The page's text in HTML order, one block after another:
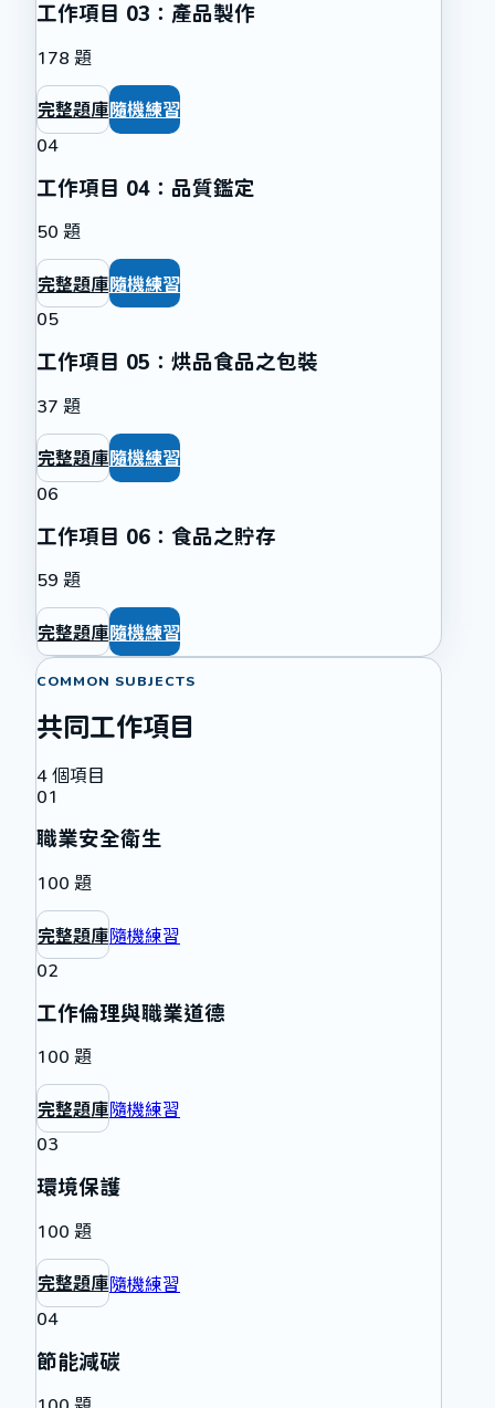
工作項目 03：產品製作
178 題
完整題庫隨機練習
04
工作項目 04：品質鑑定
50 題
完整題庫隨機練習
05
工作項目 05：烘品食品之包裝
37 題
完整題庫隨機練習
06
工作項目 06：食品之貯存
59 題
完整題庫隨機練習
COMMON SUBJECTS
共同工作項目
4 個項目
01
職業安全衛生
100 題
完整題庫隨機練習
02
工作倫理與職業道德
100 題
完整題庫隨機練習
03
環境保護
100 題
完整題庫隨機練習
04
節能減碳